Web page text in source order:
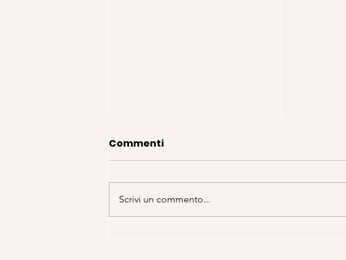
La calda estate
Commenti
Scrivi un commento...